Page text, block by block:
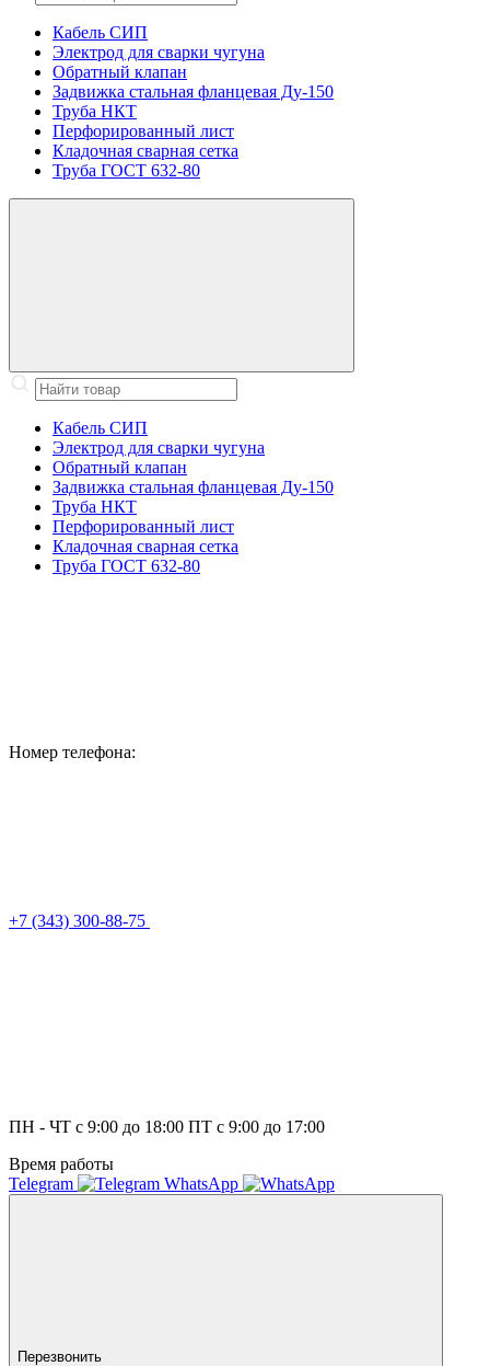
Кабель СИП
Электрод для сварки чугуна
Обратный клапан
Задвижка стальная фланцевая Ду-150
Труба НКТ
Перфорированный лист
Кладочная сварная сетка
Труба ГОСТ 632-80
Кабель СИП
Электрод для сварки чугуна
Обратный клапан
Задвижка стальная фланцевая Ду-150
Труба НКТ
Перфорированный лист
Кладочная сварная сетка
Труба ГОСТ 632-80
Номер телефона:
+7 (343) 300-88-75
ПН - ЧТ с 9:00 до 18:00 ПТ с 9:00 до 17:00
Время работы
Telegram
WhatsApp
Перезвонить